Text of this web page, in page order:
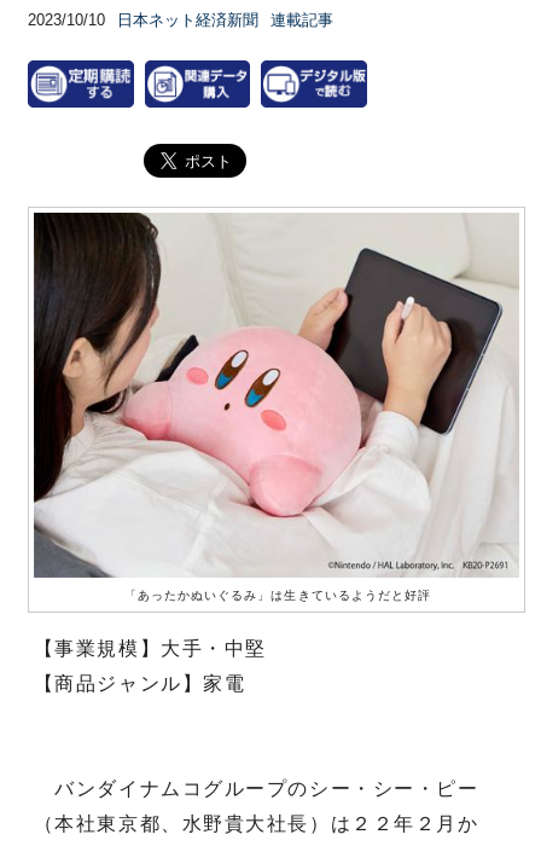
2023/10/10 日本ネット経済新聞 連載記事
「あったかぬいぐるみ」は生きているようだと好評
【事業規模】大手・中堅
【商品ジャンル】家電
バンダイナムコグループのシー・シー・ピー
（本社東京都、水野貴大社長）は２２年２月か